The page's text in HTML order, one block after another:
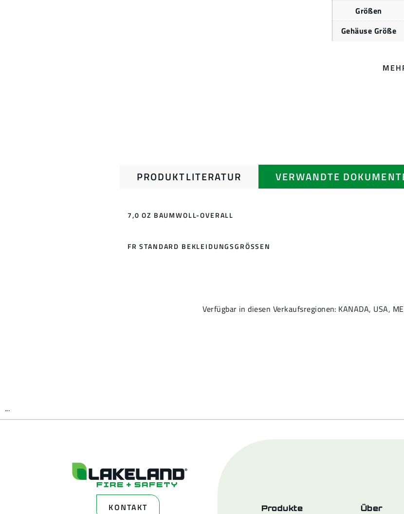
Größen
Gehäuse Größe
PRODUKTLITERATUR VERWANDTE
7,0 OZ BAUMWOLL-OVERALL
FR STANDARD BEKLEIDUNGSGRÖSSEN
Verfügbar in diesen Verkaufsregionen: KANADA, USA,
...
KONTAKT Produkte Über